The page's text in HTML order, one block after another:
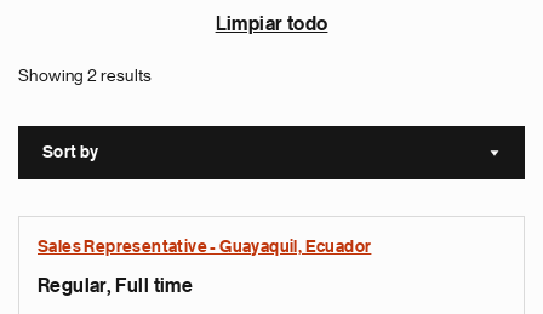
Limpiar todo
Showing 2 results
Sort by Sort
Sales Representative - Guayaquil, Ecuador
Regular, Full time